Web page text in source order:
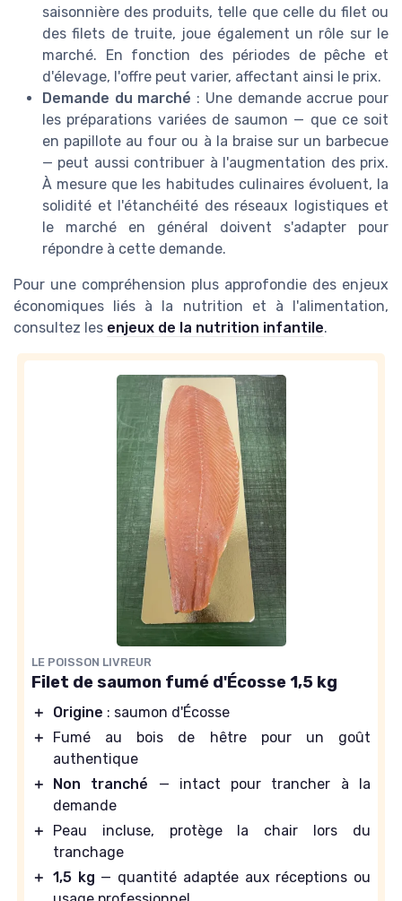
saisonnière des produits, telle que celle du filet ou
des filets de truite, joue également un rôle sur le
marché. En fonction des périodes de pêche et
d'élevage, l'offre peut varier, affectant ainsi le prix.
Demande du marché : Une demande accrue pour
les préparations variées de saumon — que ce soit
en papillote au four ou à la braise sur un barbecue
— peut aussi contribuer à l'augmentation des prix.
À mesure que les habitudes culinaires évoluent, la
solidité et l'étanchéité des réseaux logistiques et
le marché en général doivent s'adapter pour
répondre à cette demande.
Pour une compréhension plus approfondie des enjeux
économiques liés à la nutrition et à l'alimentation,
consultez les enjeux de la nutrition infantile.
LE POISSON LIVREUR
Filet de saumon fumé d'Écosse 1,5 kg
＋ Origine : saumon d'Écosse
＋
Fumé au bois de hêtre pour un goût
authentique
＋
Non tranché — intact pour trancher à la
demande
＋
Peau incluse, protège la chair lors du
tranchage
＋ 1,5 kg — quantité adaptée aux réceptions ou